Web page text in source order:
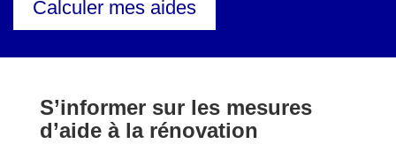
Calculer mes aides
S’informer sur les mesures
d’aide à la rénovation